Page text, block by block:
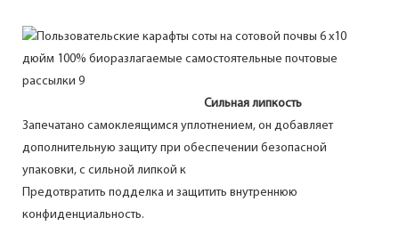
Сильная липкость
Запечатано самоклеящимся уплотнением, он добавляет
дополнительную защиту при обеспечении безопасной
упаковки, с сильной липкой к
Предотвратить подделка и защитить внутреннюю
конфиденциальность.